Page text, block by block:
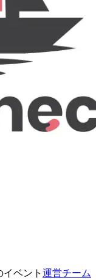
イベント 運営チーム